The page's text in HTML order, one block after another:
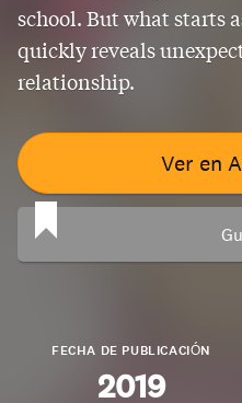
school. But what starts
quickly reveals
relationship.
Ver en
FECHA DE PUBLICACIÓN
2019